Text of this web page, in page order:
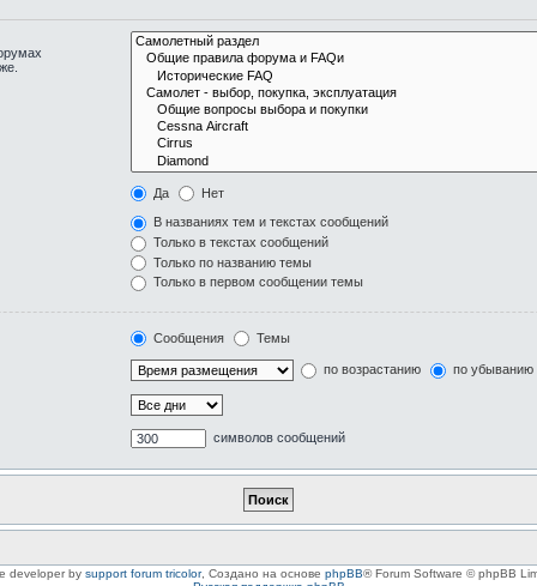
Да Нет
В названиях тем и текстах сообщений
Только в текстах сообщений
Только по названию темы
Только в первом сообщении темы
Сообщения Темы
по возрастанию по убыванию
символов сообщений
developer by support forum tricolor, Создано на основе phpBB® Forum Software © phpBB